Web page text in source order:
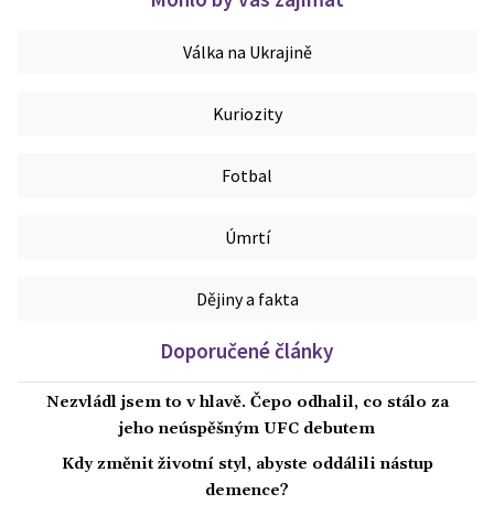
Válka na Ukrajině
Kuriozity
Fotbal
Úmrtí
Dějiny a fakta
Doporučené články
Nezvládl jsem to v hlavě. Čepo odhalil, co stálo za
jeho neúspěšným UFC debutem
Kdy změnit životní styl, abyste oddálili nástup
demence?